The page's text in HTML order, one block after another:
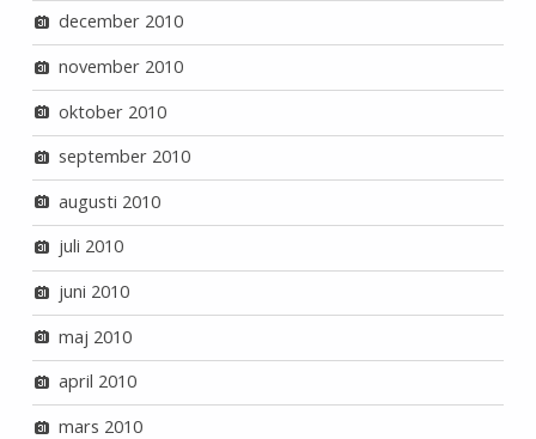
december 2010
november 2010
oktober 2010
september 2010
augusti 2010
juli 2010
juni 2010
maj 2010
april 2010
mars 2010